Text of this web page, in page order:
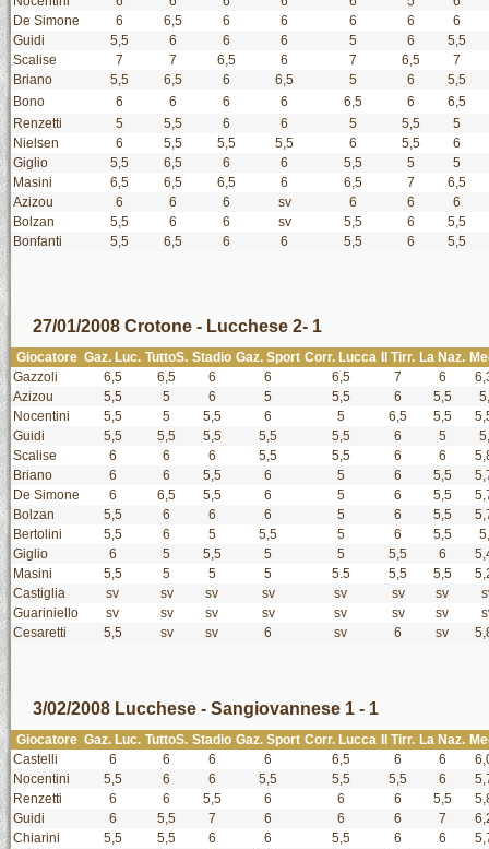
De Simone
6 6,5 6 6 6 6
6
Guidi
5,5 6 6 6 5 6
5,5
Scalise
7 7 6,5 6 7 6,5
7
Briano
5,5 6,5 6 6,5 5 6
5,5
Bono
6 6 6 6 6,5 6
6,5
Renzetti
5 5,5 6 6 5 5,5
5
Nielsen
6 5,5 5,5 5,5 6 5,5
6
Giglio
5,5 6,5 6 6 5,5 5
5
Masini
6,5 6,5 6,5 6 6,5 7
6,5
Azizou
6 6 6 sv 6 6
6
Bolzan
5,5 6 6 sv 5,5 6
5,5
Bonfanti
5,5 6,5 6 6 5,5 6 5,5
27/01/2008 Crotone - Lucchese 2- 1
Giocatore Gaz. Luc. TuttoS. Stadio Gaz. Sport Corr. Lucca Il Tirr. La Naz.
Gazzoli
6,5 6,5 6 6 6,5 7 6
Azizou
5,5 5 6 5 5,5 6 5,5
Nocentini
5,5 5 5,5 6 5 6,5 5,5
Guidi
5,5 5,5 5,5 5,5 5,5 6 5
Scalise
6 6 6 5,5 5,5 6 6
Briano
6 6 5,5 6 5 6 5,5
De Simone
6 6,5 5,5 6 5 6 5,5
Bolzan
5,5 6 6 6 5 6 5,5
Bertolini
5,5 6 5 5,5 5 6 5,5
Giglio
6 5 5,5 5 5 5,5 6
Masini
5,5 5 5 5 5.5 5,5 5,5
Castiglia
sv sv sv sv sv sv sv
Guariniello
sv sv sv sv sv sv sv
Cesaretti
5,5 sv sv 6 sv 6 sv
3/02/2008 Lucchese - Sangiovannese 1 - 1
Giocatore Gaz. Luc. TuttoS. Stadio Gaz. Sport Corr. Lucca Il Tirr. La Naz.
Castelli
6 6 6 6 6,5 6 6
Nocentini
5,5 6 6 5,5 5,5 5,5 6
Renzetti
6 6 5,5 6 6 6 5,5
Guidi
6 5,5 7 6 6 6 7
Chiarini
5,5 5,5 6 6 5,5 6 6